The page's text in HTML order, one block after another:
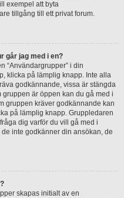
exempel att byta
tillgång till ett privat forum.
går jag med i en?
“Användargrupper” i din
klicka på lämplig knapp. Inte alla
godkännande, vissa är stängda
är öppen kan du gå med i
gruppen kräver godkännande kan
på lämplig knapp. Gruppledaren
dig varför du vill gå med i
inte godkänner din ansökan, de
skapas initialt av en